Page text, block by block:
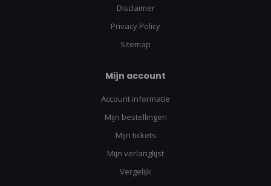
Disclaimer
Privacy Policy
Sitemap
Mijn account
Account informatie
Mijn bestellingen
Mijn tickets
Mijn verlanglijst
Vergelijk